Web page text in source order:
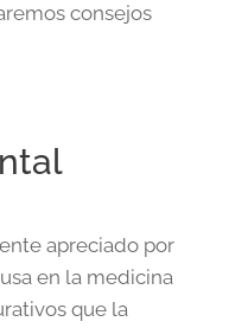
consejos
apreciado por
en la medicina
que la